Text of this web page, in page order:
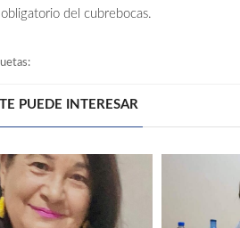
del cubrebocas.
PUEDE INTERESAR